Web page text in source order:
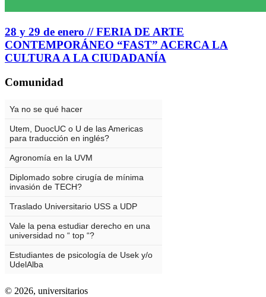
28 y 29 de enero // FERIA DE ARTE
CONTEMPORÁNEO “FAST” ACERCA LA
CULTURA A LA CIUDADANÍA
Comunidad
© 2026, universitarios